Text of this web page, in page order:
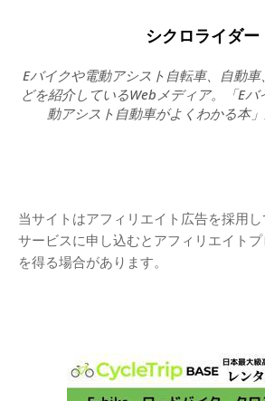
シクロライダー
Eバイクや電動アシスト自転車、自動
どを紹介しているWebメディア。「E
動アシスト自動車がよくわかる本」
当サイトはアフィリエイト広告を採用
サービスに申し込むとアフィリエイト
を得る場合があります。